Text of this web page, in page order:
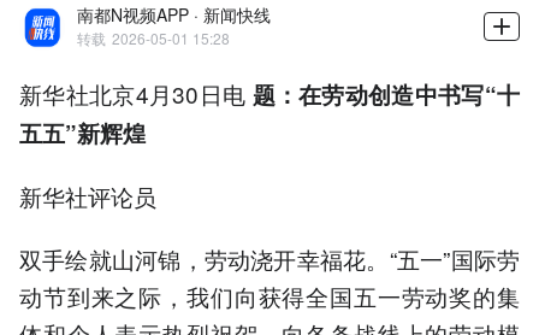
南都N视频APP · 新闻快线
转载 2026-05-01 15:28
新华社北京4月30日电 题：在劳动创造中书写“十
五五”新辉煌
新华社评论员
双手绘就山河锦，劳动浇开幸福花。“五一”国际劳
动节到来之际，我们向获得全国五一劳动奖的集